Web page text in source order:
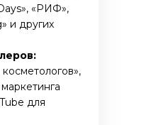
«РИФ»,
и других
для